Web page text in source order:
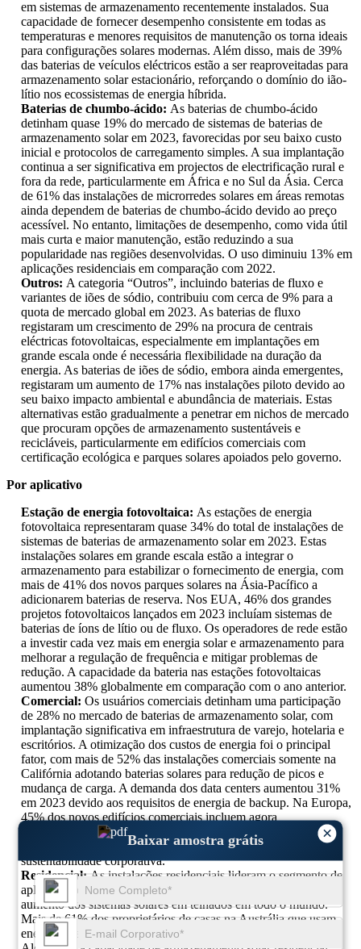
×
Baixar amostra grátis
em sistemas de armazenamento recentemente instalados. Sua
capacidade de fornecer desempenho consistente em todas as
temperaturas e menores requisitos de manutenção os torna ideais
para configurações solares modernas. Além disso, mais de 39%
das baterias de veículos eléctricos estão a ser reaproveitadas para
armazenamento solar estacionário, reforçando o domínio do ião-
lítio nos ecossistemas de energia híbrida.
Baterias de chumbo-ácido: As baterias de chumbo-ácido
detinham quase 19% do mercado de sistemas de baterias de
armazenamento solar em 2023, favorecidas por seu baixo custo
inicial e protocolos de carregamento simples. A sua implantação
continua a ser significativa em projectos de electrificação rural e
fora da rede, particularmente em África e no Sul da Ásia. Cerca
de 61% das instalações de microrredes solares em áreas remotas
ainda dependem de baterias de chumbo-ácido devido ao preço
acessível. No entanto, limitações de desempenho, como vida útil
mais curta e maior manutenção, estão reduzindo a sua
popularidade nas regiões desenvolvidas. O uso diminuiu 13% em
aplicações residenciais em comparação com 2022.
Outros: A categoria “Outros”, incluindo baterias de fluxo e
variantes de iões de sódio, contribuiu com cerca de 9% para a
quota de mercado global em 2023. As baterias de fluxo
registaram um crescimento de 29% na procura de centrais
eléctricas fotovoltaicas, especialmente em implantações em
grande escala onde é necessária flexibilidade na duração da
energia. As baterias de iões de sódio, embora ainda emergentes,
registaram um aumento de 17% nas instalações piloto devido ao
seu baixo impacto ambiental e abundância de materiais. Estas
alternativas estão gradualmente a penetrar em nichos de mercado
que procuram opções de armazenamento sustentáveis ​​e
recicláveis, particularmente em edifícios comerciais com
certificação ecológica e parques solares apoiados pelo governo.
Por aplicativo
Estação de energia fotovoltaica: As estações de energia
fotovoltaica representaram quase 34% do total de instalações de
sistemas de baterias de armazenamento solar em 2023. Estas
instalações solares em grande escala estão a integrar o
armazenamento para estabilizar o fornecimento de energia, com
mais de 41% dos novos parques solares na Ásia-Pacífico a
adicionarem baterias de reserva. Nos EUA, 46% dos grandes
projetos fotovoltaicos lançados em 2023 incluíam sistemas de
baterias de íons de lítio ou de fluxo. Os operadores de rede estão
a investir cada vez mais em energia solar e armazenamento para
melhorar a regulação de frequência e mitigar problemas de
redução. A capacidade da bateria nas estações fotovoltaicas
aumentou 38% globalmente em comparação com o ano anterior.
Comercial: Os usuários comerciais detinham uma participação
de 28% no mercado de baterias de armazenamento solar, com
implantação significativa em infraestrutura de varejo, hotelaria e
escritórios. A otimização dos custos de energia foi o principal
fator, com mais de 52% das instalações comerciais somente na
Califórnia adotando baterias solares para redução de picos e
mudança de carga. A demanda dos data centers aumentou 31%
em 2023 devido aos requisitos de energia de backup. Na Europa,
45% dos novos edifícios comerciais incluem agora
armazenamento de energia juntamente com a energia solar,
apoiados por regulamentos de construção verdes e metas de
sustentabilidade corporativa.
Residencial:As instalações residenciais lideram o segmento de
aplicações com uma participação de 38% em 2023, refletindo o
aumento dos sistemas solares em telhados em todo o mundo.
Mais de 61% dos proprietários de casas na Austrália que usam
energia solar agora têm um sistema de bateria instalado. Na